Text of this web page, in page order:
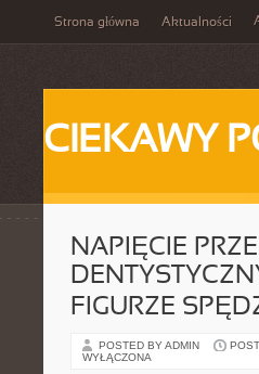
Strona główna Aktualności
CIEKAWY
NAPIĘCIE
FIGURZE
POSTED BY ADMIN
WYŁĄCZONA